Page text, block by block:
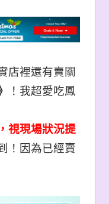
店裡還有賣關
！我超愛吃鳳
視現場狀況提
！因為已經賣